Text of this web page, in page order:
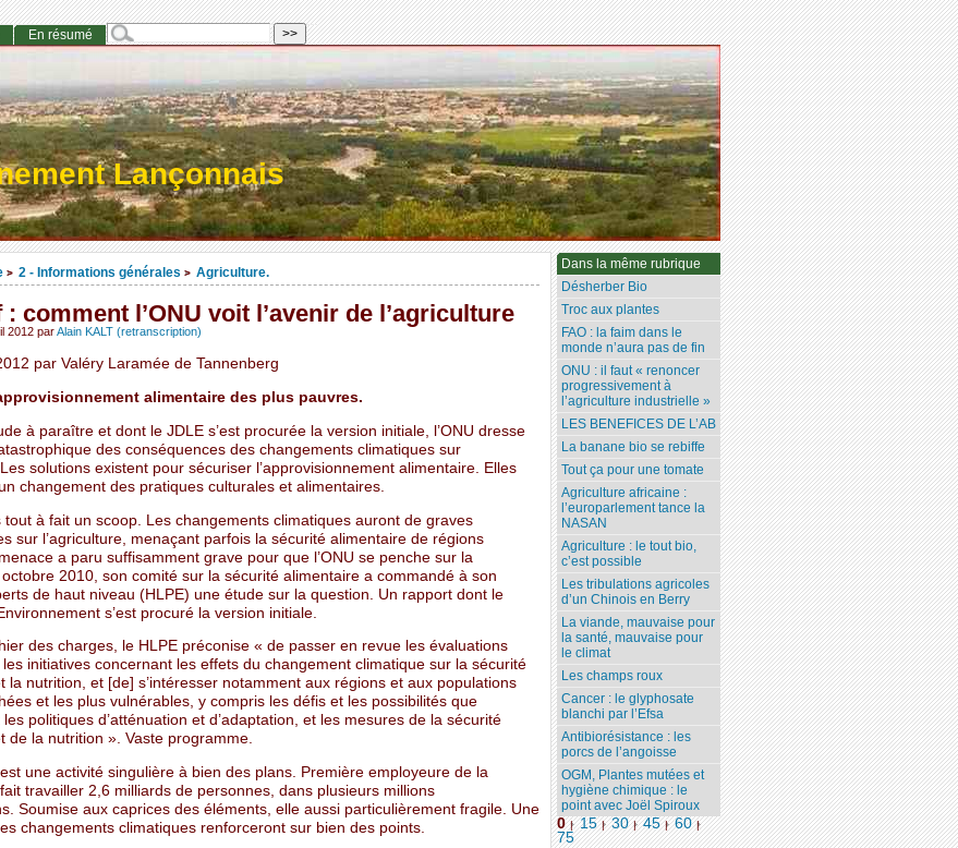
Lançonnais
> 2 - Informations générales > Agriculture.
comment l’ONU voit l’avenir de l’agriculture
2012 parAlain KALT (retranscription)
par Valéry Laramée de Tannenberg
alimentaire des plus pauvres.
à paraître et dont le JDLE s’est procurée la version initiale, l’ONU dresse
des conséquences des changements climatiques sur
Les solutions existent pour sécuriser l’approvisionnement alimentaire. Elles
changement des pratiques culturales et alimentaires.
tout à fait un scoop. Les changements climatiques auront de graves
sur l’agriculture, menaçant parfois la sécurité alimentaire de régions
a paru suffisamment grave pour que l’ONU se penche sur la
2010, son comité sur la sécurité alimentaire a commandé à son
de haut niveau (HLPE) une étude sur la question. Un rapport dont le
s’est procuré la version initiale.
des charges, le HLPE préconise « de passer en revue les évaluations
initiatives concernant les effets du changement climatique sur la sécurité
la nutrition, et [de] s’intéresser notamment aux régions et aux populations
et les plus vulnérables, y compris les défis et les possibilités que
politiques d’atténuation et d’adaptation, et les mesures de la sécurité
de la nutrition ». Vaste programme.
est une activité singulière à bien des plans. Première employeure de la
travailler 2,6 milliards de personnes, dans plusieurs millions
Soumise aux caprices des éléments, elle aussi particulièrement fragile. Une
changements climatiques renforceront sur bien des points.
Dans la même rubrique
Désherber Bio
Troc aux plantes
FAO : la faim dans le
monde n’aura pas de fin
ONU : il faut « renoncer
progressivement à
l’agriculture industrielle »
LES BENEFICES DE L’AB
La banane bio se rebiffe
Tout ça pour une tomate
Agriculture africaine :
l’europarlement tance la
NASAN
Agriculture : le tout bio,
c’est possible
Les tribulations agricoles
d’un Chinois en Berry
La viande, mauvaise pour
la santé, mauvaise pour
le climat
Les champs roux
Cancer : le glyphosate
blanchi par l’Efsa
Antibiorésistance : les
porcs de l’angoisse
OGM, Plantes mutées et
hygiène chimique : le
point avec Joël Spiroux
0 | 15 | 30 | 45 | 60 |
75
En résumé